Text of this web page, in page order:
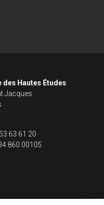
le
des Hautes Études
Jacques
63 61 20
860 00105